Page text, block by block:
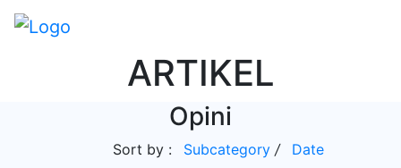
ARTIKEL
Opini
Sort by : Subcategory / Date